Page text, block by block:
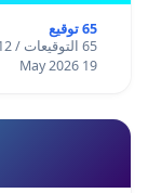
65 توقيع
65 التوقيعات / 12 أشهر
19 May 2026